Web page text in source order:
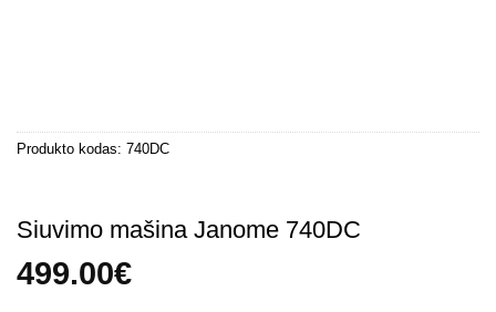
Produkto kodas: 740DC
Siuvimo mašina Janome 740DC
499.00€